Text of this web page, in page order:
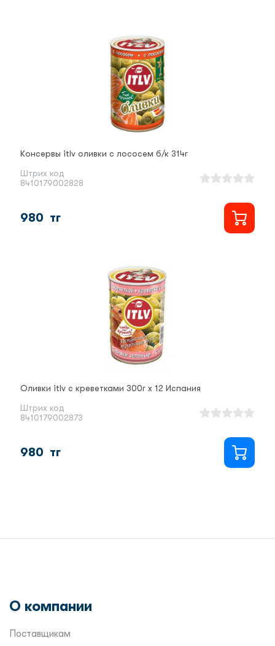
Консервы itlv оливки с лососем б/к 314г
Штрих код
8410179002828
980 тг
Оливки itlv с креветками 300г х 12 Испания
Штрих код
8410179002873
980 тг
О компании
Поставщикам